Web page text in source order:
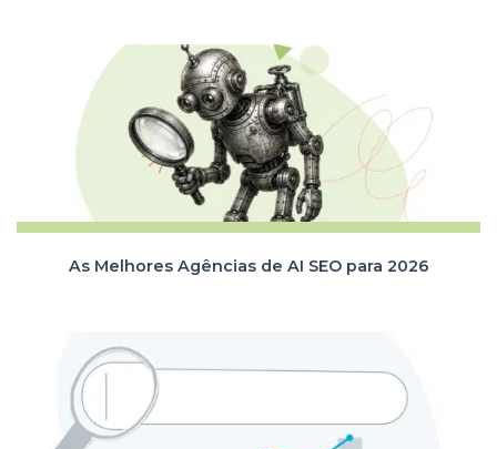
As Melhores Agências de AI SEO para 2026